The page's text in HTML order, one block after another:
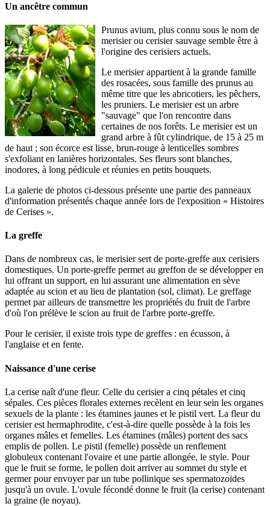
Un ancêtre commun
Prunus avium, plus connu sous le nom de
merisier ou cerisier sauvage semble être à
l'origine des cerisiers actuels.
Le merisier appartient à la grande famille
des rosacées, sous famille des prunus au
même titre que les abricotiers, les pêchers,
les pruniers. Le merisier est un arbre
"sauvage" que l'on rencontre dans
certaines de nos forêts. Le merisier est un
grand arbre à fût cylindrique, de 15 à 25 m
de haut ; son écorce est lisse, brun-rouge à lenticelles sombres
s'exfoliant en lanières horizontales. Ses fleurs sont blanches,
inodores, à long pédicule et réunies en petits bouquets.
La galerie de photos ci-dessous présente une partie des panneaux
d'information présentés chaque année lors de l'exposition « Histoires
de Cerises ».
La greffe
Dans de nombreux cas, le merisier sert de porte-greffe aux cerisiers
domestiques. Un porte-greffe permet au greffon de se développer en
lui offrant un support, en lui assurant une alimentation en sève
adaptée au scion et au lieu de plantation (sol, climat). Le greffage
permet par ailleurs de transmettre les propriétés du fruit de l'arbre
d'où l'on prélève le scion au fruit de l'arbre porte-greffe.
Pour le cerisier, il existe trois type de greffes : en écusson, à
l'anglaise et en fente.
Naissance d'une cerise
La cerise naît d'une fleur. Celle du cerisier a cinq pétales et cinq
sépales. Ces pièces florales externes recèlent en leur sein les organes
sexuels de la plante : les étamines jaunes et le pistil vert. La fleur du
cerisier est hermaphrodite, c'est-à-dire quelle possède à la fois les
organes mâles et femelles. Les étamines (mâles) portent des sacs
emplis de pollen. Le pistil (femelle) possède un renflement
globuleux contenant l'ovaire et une partie allongée, le style. Pour
que le fruit se forme, le pollen doit arriver au sommet du style et
germer pour envoyer par un tube pollinique ses spermatozoïdes
jusqu'à un ovule. L'ovule fécondé donne le fruit (la cerise) contenant
la graine (le noyau).